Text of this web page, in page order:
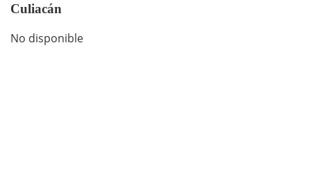
Culiacán
No disponible